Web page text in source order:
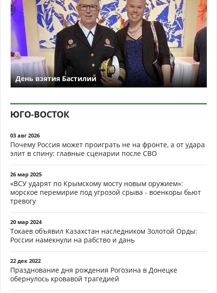
День взятия Бастилии
ЮГО-ВОСТОК
03 авг 2026
Почему Россия может проиграть не на фронте, а от удара
элит в спину: главные сценарии после СВО
26 мар 2025
«ВСУ ударят по Крымскому мосту новым оружием»:
морское перемирие под угрозой срыва - военкоры бьют
тревогу
20 мар 2024
Токаев объявил Казахстан наследником Золотой Орды:
России намекнули на рабство и дань
22 дек 2022
Празднование дня рождения Рогозина в Донецке
обернулось кровавой трагедией